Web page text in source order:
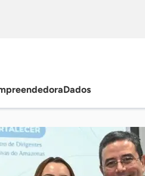
Dados